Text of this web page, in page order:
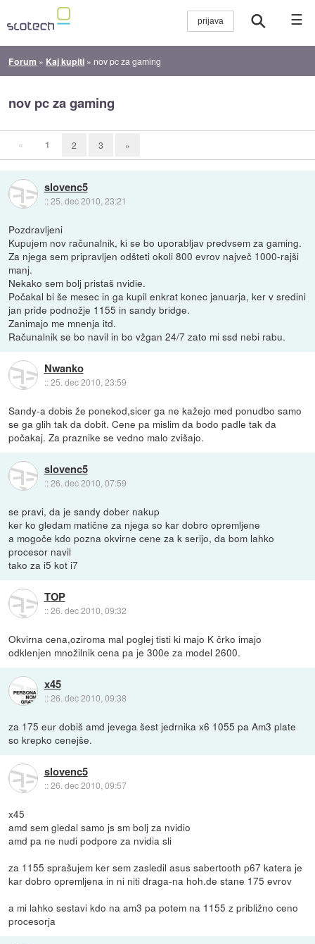
☰
Forum » Kaj kupiti » nov pc za gaming
nov pc za gaming
« 1 2 3 »
slovenc5
::25. dec 2010, 23:21
Pozdravljeni
Kupujem nov računalnik, ki se bo uporabljav predvsem za gaming.
Za njega sem pripravljen odšteti okoli 800 evrov največ 1000-rajši
manj.
Nekako sem bolj pristaš nvidie.
Počakal bi še mesec in ga kupil enkrat konec januarja, ker v sredini
jan pride podnožje 1155 in sandy bridge.
Zanimajo me mnenja itd.
Računalnik se bo navil in bo vžgan 24/7 zato mi ssd nebi rabu.
Nwanko
::25. dec 2010, 23:59
Sandy-a dobis že ponekod,sicer ga ne kažejo med ponudbo samo
se ga glih tak da dobit. Cene pa mislim da bodo padle tak da
počakaj. Za praznike se vedno malo zvišajo.
slovenc5
::26. dec 2010, 07:59
se pravi, da je sandy dober nakup
ker ko gledam matične za njega so kar dobro opremljene
a mogoče kdo pozna okvirne cene za k serijo, da bom lahko
procesor navil
tako za i5 kot i7
TOP
::26. dec 2010, 09:32
Okvirna cena,oziroma mal poglej tisti ki majo K črko imajo
odklenjen množilnik cena pa je 300e za model 2600.
x45
::26. dec 2010, 09:38
za 175 eur dobiš amd jevega šest jedrnika x6 1055 pa Am3 plate
so krepko cenejše.
slovenc5
::26. dec 2010, 09:57
x45
amd sem gledal samo js sm bolj za nvidio
amd pa ne nudi podpore za nvidia sli
za 1155 sprašujem ker sem zasledil asus sabertooth p67 katera je
kar dobro opremljena in ni niti draga-na hoh.de stane 175 evrov
a mi lahko sestavi kdo na am3 pa potem na 1155 z približno ceno
procesorja